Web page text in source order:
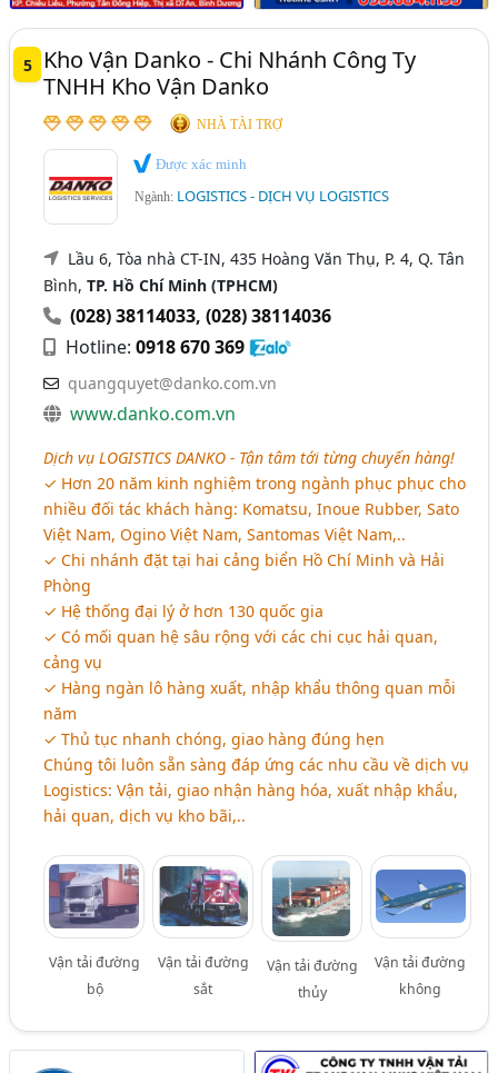
5
Kho Vận Danko - Chi Nhánh Công Ty
TNHH Kho Vận Danko
NHÀ TÀI TRỢ
Được xác minh
Ngành: LOGISTICS - DỊCH VỤ LOGISTICS
Lầu 6, Tòa nhà CT-IN, 435 Hoàng Văn Thụ, P. 4, Q. Tân
Bình,TP. Hồ Chí Minh (TPHCM)
(028) 38114033,(028) 38114036
Hotline:0918 670 369
quangquyet@danko.com.vn
www.danko.com.vn
Dịch vụ LOGISTICS DANKO - Tận tâm tới từng chuyến hàng!
✓ Hơn 20 năm kinh nghiệm trong ngành phục phục cho
nhiều đối tác khách hàng: Komatsu, Inoue Rubber, Sato
Việt Nam, Ogino Việt Nam, Santomas Việt Nam,..
✓ Chi nhánh đặt tại hai cảng biển Hồ Chí Minh và Hải
Phòng
✓ Hệ thống đại lý ở hơn 130 quốc gia
✓ Có mối quan hệ sâu rộng với các chi cục hải quan,
cảng vụ
✓ Hàng ngàn lô hàng xuất, nhập khẩu thông quan mỗi
năm
✓ Thủ tục nhanh chóng, giao hàng đúng hẹn
Chúng tôi luôn sẵn sàng đáp ứng các nhu cầu về dịch vụ
Logistics: Vận tải, giao nhận hàng hóa, xuất nhập khẩu,
hải quan, dịch vụ kho bãi,..
Vận tải đường
bộ
Vận tải đường
sắt
Vận tải đường
thủy
Vận tải đường
không